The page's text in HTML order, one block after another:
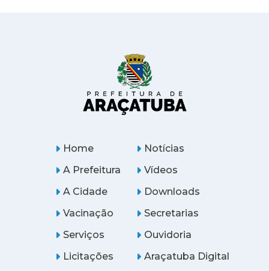
Home
A Prefeitura
A Cidade
Notícias
Vídeos
Downloads
Vacinação
Serviços
Licitações
Secretarias
Ouvidoria
Araçatuba Digital